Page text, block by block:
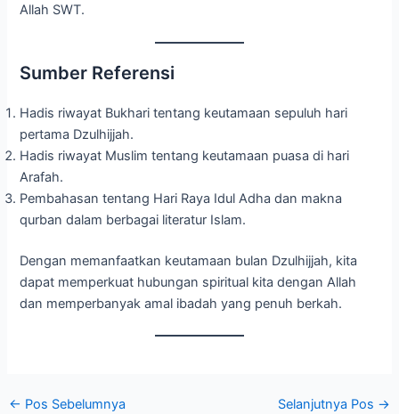
Allah SWT.
Sumber Referensi
Hadis riwayat Bukhari tentang keutamaan sepuluh hari
pertama Dzulhijjah.
Hadis riwayat Muslim tentang keutamaan puasa di hari
Arafah.
Pembahasan tentang Hari Raya Idul Adha dan makna
qurban dalam berbagai literatur Islam.
Dengan memanfaatkan keutamaan bulan Dzulhijjah, kita
dapat memperkuat hubungan spiritual kita dengan Allah
dan memperbanyak amal ibadah yang penuh berkah.
← Pos Sebelumnya Selanjutnya Pos →